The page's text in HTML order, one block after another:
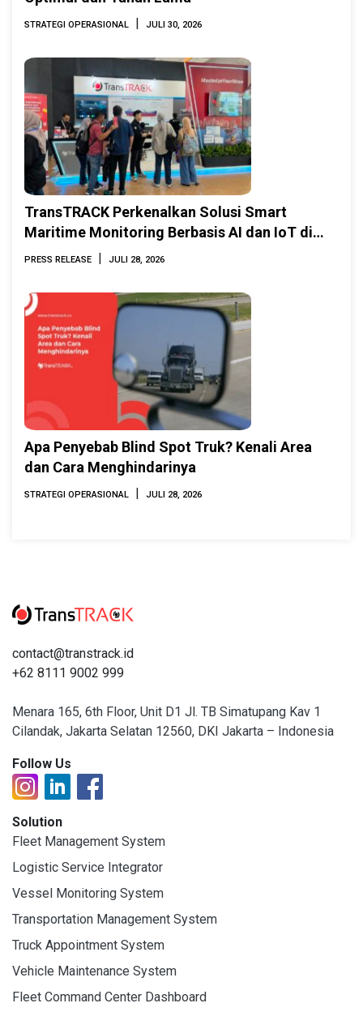
STRATEGI OPERASIONAL | JULI 30, 2026
TransTRACK Perkenalkan Solusi Smart
Maritime Monitoring Berbasis AI dan IoT di
INAMARINE 2026
PRESS RELEASE | JULI 28, 2026
Apa Penyebab Blind Spot Truk? Kenali Area
dan Cara Menghindarinya
STRATEGI OPERASIONAL | JULI 28, 2026
contact@transtrack.id
+62 8111 9002 999
Menara 165, 6th Floor, Unit D1 Jl. TB Simatupang Kav 1
Cilandak, Jakarta Selatan 12560, DKI Jakarta – Indonesia
Follow Us
Solution
Fleet Management System
Logistic Service Integrator
Vessel Monitoring System
Transportation Management System
Truck Appointment System
Vehicle Maintenance System
Fleet Command Center Dashboard